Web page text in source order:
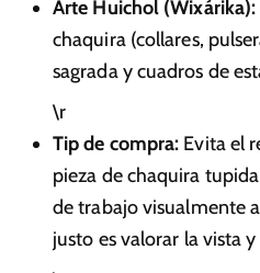
Arte Huichol (Wixárika):
chaquira (collares,
sagrada y cuadros de
\r
Tip de compra: Evita el
pieza de chaquira
de trabajo visualmente
justo es valorar la vista